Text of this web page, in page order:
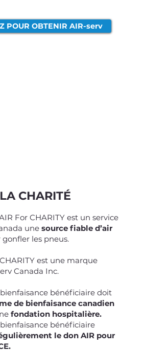
POUR OBTENIR AIR-serv
CHARITÉ
For CHARITY est un service
une source fiable d’air
les pneus.
est une marque
Canada Inc.
bénéficiaire doit
de bienfaisance canadien
fondation hospitalière.
bénéficiaire
le don AIR pour